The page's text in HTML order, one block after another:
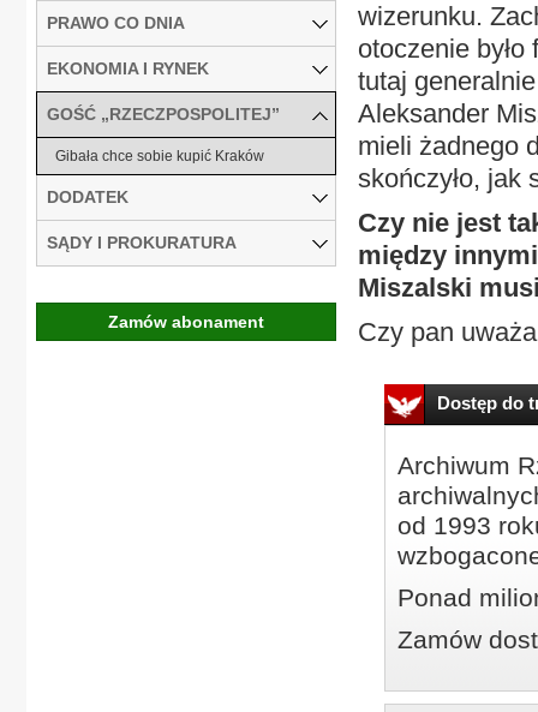
wizerunku.
otoczenie
tutaj
Aleksander
mieli żadnego
skończyło, jak
Czy nie jest
między
Miszalski
Czy pan
Dostęp do
Archiwum
od 1993
Ponad
Zamów
PRAWO CO DNIA
EKONOMIA I RYNEK
GOŚĆ „RZECZPOSPOLITEJ”
Gibała chce sobie kupić Kraków
DODATEK
SĄDY I PROKURATURA
Zamów abonament